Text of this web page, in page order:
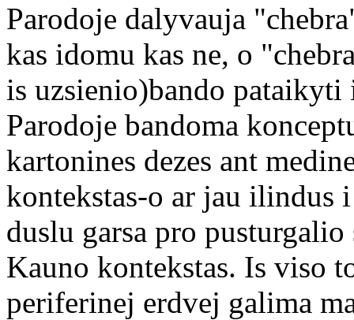
Parodoje dalyvauja
kas idomu kas ne, o
is uzsienio)bando
Parodoje bandoma
kartonines dezes ant
kontekstas-o ar jau
duslu garsa pro
Kauno kontekstas. Is viso
periferinej erdvej galima